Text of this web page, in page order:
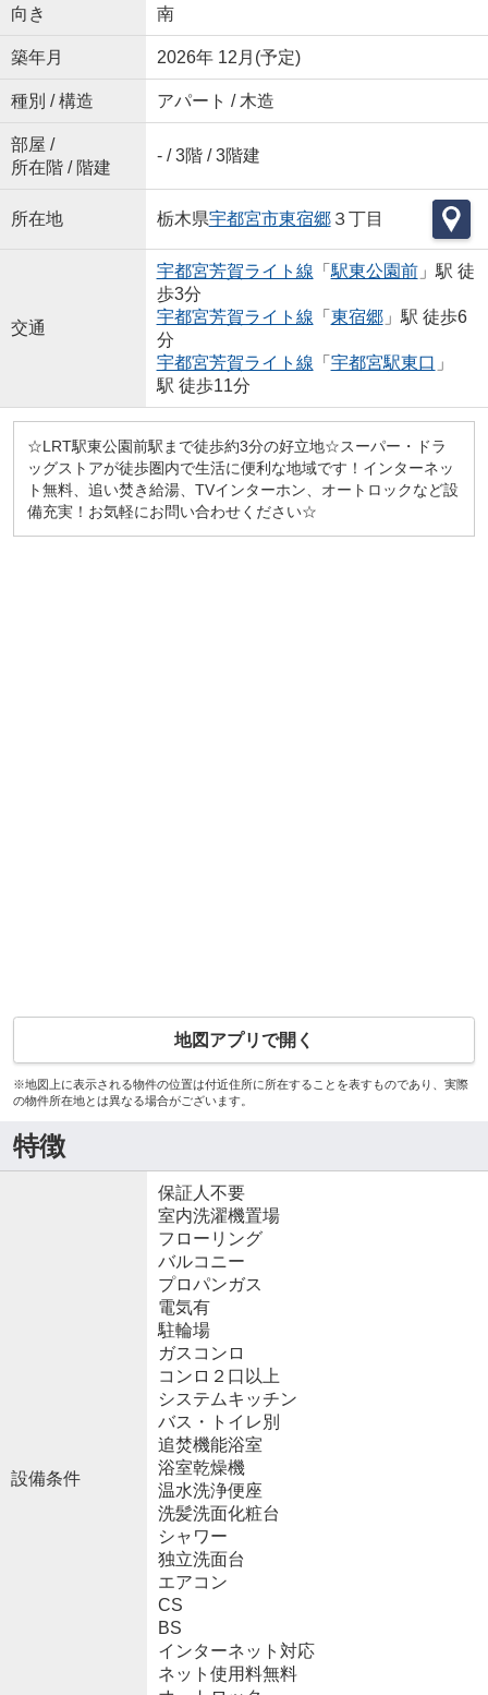
向き 南
築年月 2026年 12月(予定)
種別 / 構造 アパート / 木造
部屋 /
所在階 / 階建
- / 3階 / 3階建
所在地 栃木県宇都宮市東宿郷３丁目
交通
宇都宮芳賀ライト線 「 駅東公園前」駅 徒
歩3分
宇都宮芳賀ライト線 「 東宿郷」駅 徒歩6
分
宇都宮芳賀ライト線 「 宇都宮駅東口 」
駅 徒歩11分
☆LRT駅東公園前駅まで徒歩約3分の好立地☆スーパー・ドラ
ッグストアが徒歩圏内で生活に便利な地域です！インターネッ
ト無料、追い焚き給湯、TVインターホン、オートロックなど設
備充実！お気軽にお問い合わせください☆
地図アプリで開く
※地図上に表示される物件の位置は付近住所に所在することを表すものであり、実際
の物件所在地とは異なる場合がございます。
特徴
設備条件
保証人不要
室内洗濯機置場
フローリング
バルコニー
プロパンガス
電気有
駐輪場
ガスコンロ
コンロ２口以上
システムキッチン
バス・トイレ別
追焚機能浴室
浴室乾燥機
温水洗浄便座
洗髪洗面化粧台
シャワー
独立洗面台
エアコン
CS
BS
インターネット対応
ネット使用料無料